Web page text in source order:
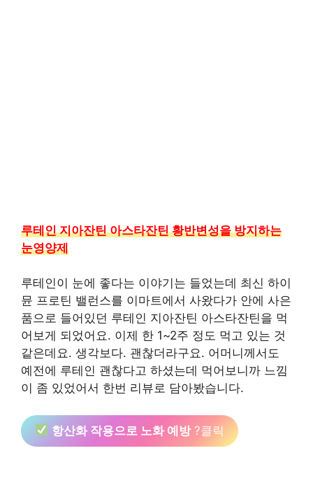
루테인 지아잔틴 아스타잔틴 황반변성을 방지하는
눈영양제
루테인이 눈에 좋다는 이야기는 들었는데 최신 하이
뮨 프로틴 밸런스를 이마트에서 사왔다가 안에 사은
품으로 들어있던 루테인 지아잔틴 아스타잔틴을 먹
어보게 되었어요. 이제 한 1~2주 정도 먹고 있는 것
같은데요. 생각보다. 괜찮더라구요. 어머니께서도
예전에 루테인 괜찮다고 하셨는데 먹어보니까 느낌
이 좀 있었어서 한번 리뷰로 담아봤습니다.
항산화 작용으로 노화 예방?클릭